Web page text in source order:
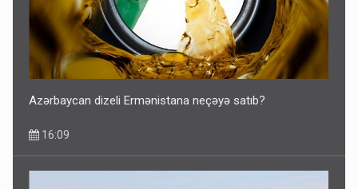
Azərbaycan dizeli Ermənistana neçəyə satıb?
16:09